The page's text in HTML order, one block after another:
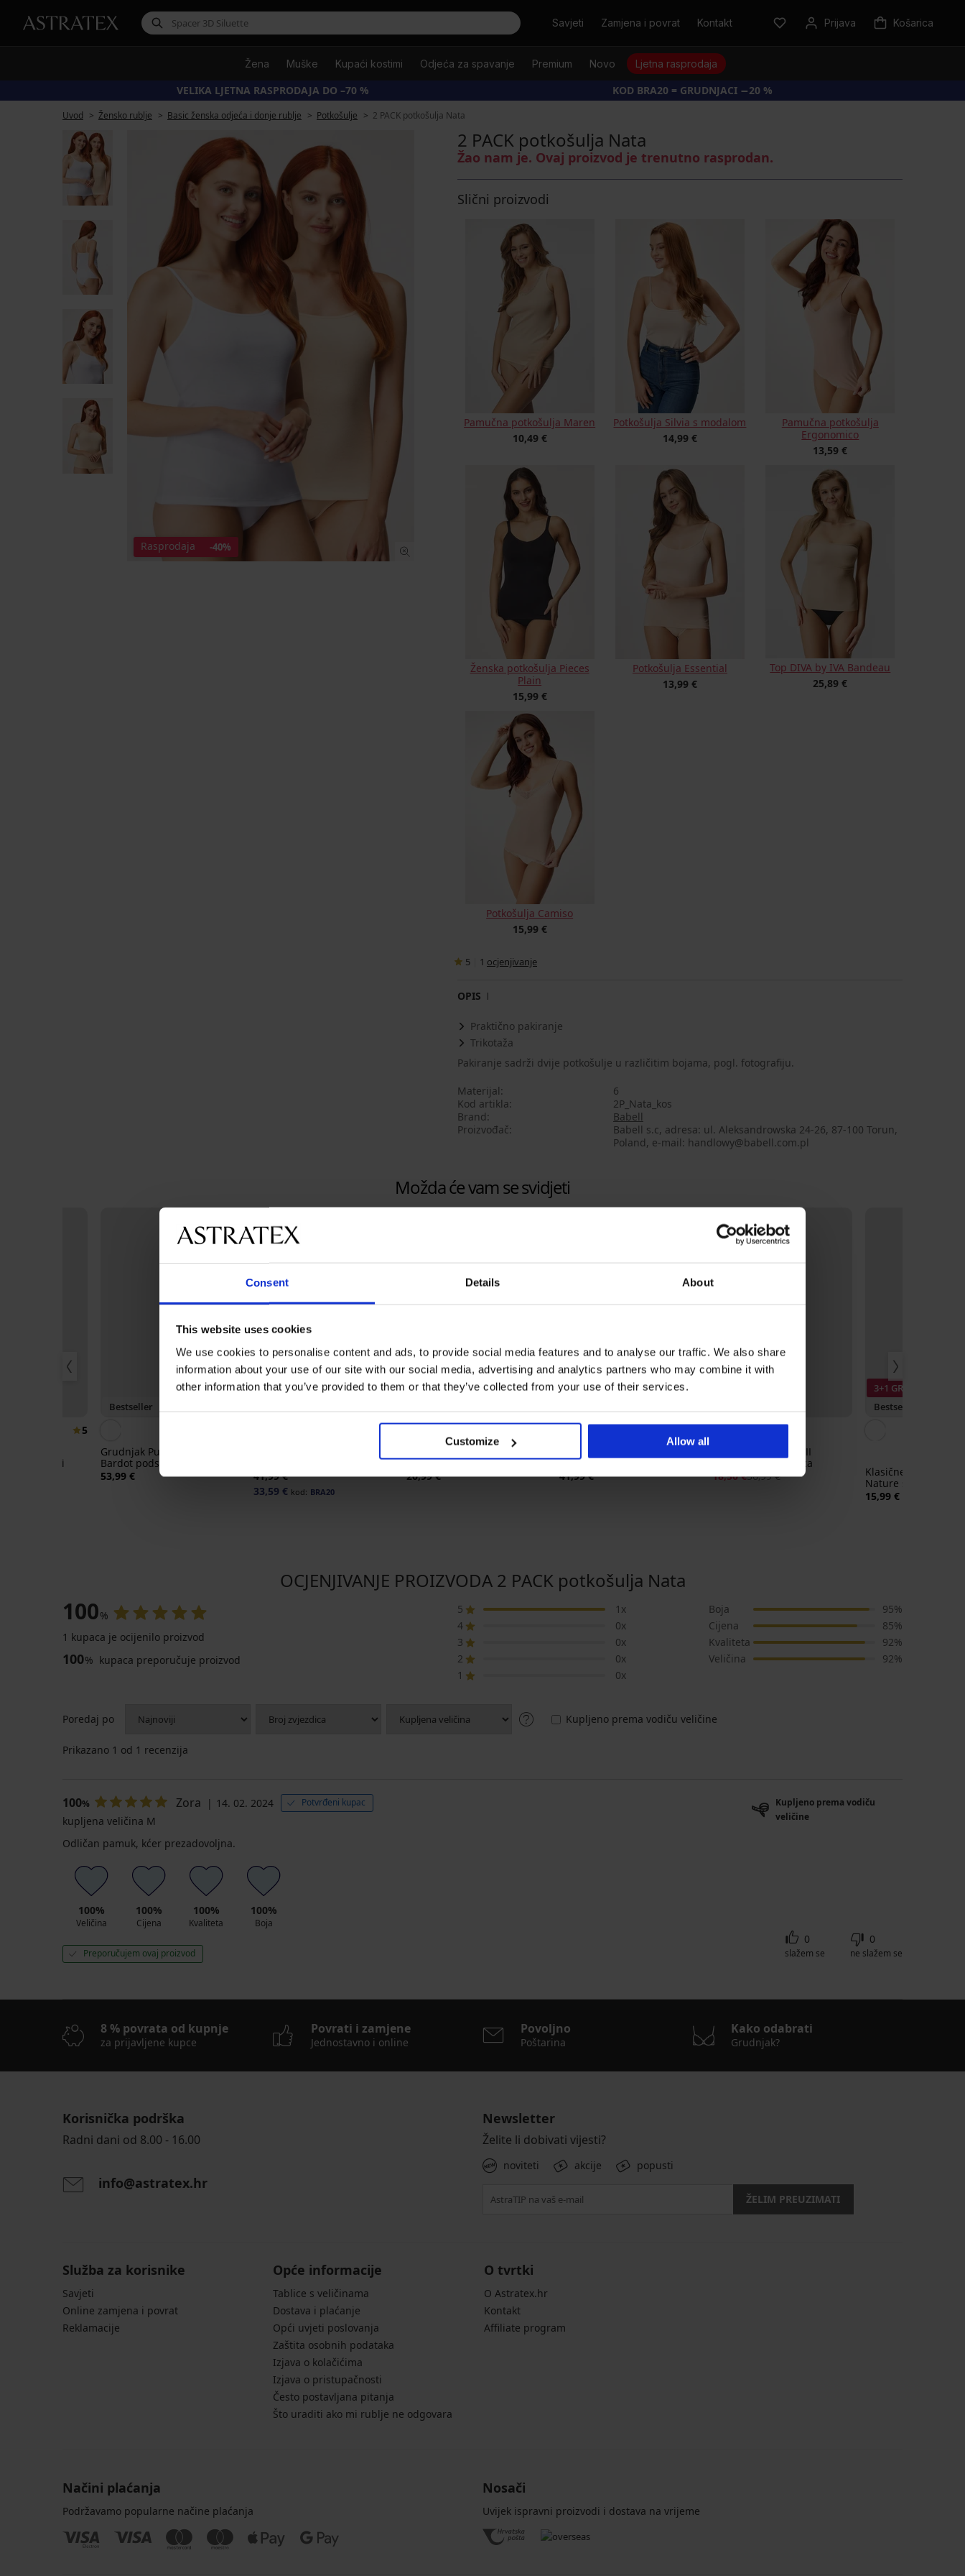
Consent Details About
This website uses cookies
We use cookies to personalise content and ads, to provide social media features and to analyse our traffic. We also share
information about your use of our site with our social media, advertising and analytics partners who may combine it with
other information that you’ve provided to them or that they’ve collected from your use of their services.
Customize Allow all
TražitiSavjeti Zamjena i povrat Kontakt Prijava Košarica
Žena Muške Kupaći kostimi Odjeća za spavanje Premium Novo Ljetna rasprodaja
VELIKA LJETNA RASPRODAJA DO –70 % KOD BRA20 = GRUDNJACI −20 %
Uvod Žensko rublje Basic ženska odjeća i donje rublje Potkošulje 2 PACK potkošulja Nata
Rasprodaja -40%
2 PACK potkošulja Nata
Žao nam je. Ovaj proizvod je trenutno rasprodan.
Slični proizvodi
Pamučna potkošulja Maren
10,49 €
Potkošulja Silvia s modalom
14,99 €
Pamučna potkošulja
Ergonomico
13,59 €
Ženska potkošulja Pieces
Plain
15,99 €
Potkošulja Essential
13,99 €
Top DIVA by IVA Bandeau
25,89 €
Potkošulja Camiso
15,99 €
5 1 ocjenjivanje
OPIS
Praktično pakiranje
Trikotaža
Pakiranje sadrži dvije potkošulje u različitim bojama, pogl. fotografiju.
Materijal
6
Kod artikla
2P_Nata_kos
Brand
Babell
Proizvođač
Babell s.c, adresa: ul. Aleksandrowska 24-26, 87-100 Torun,
Poland, e-mail: handlowy@babell.com.pl
Možda će vam se svidjeti
5
zaglađujući
Bestseller
Grudnjak Push Perfect
Bardot podstavljeni
53,99 €
41,99 €
33,59 € kod: BRA20
Grudnjak Simplicity T-Shirt
Bra podstavljeni
20,99 €
Flower
41,99 €
Grudnjak Soft Lace II
podstavljeni bez žica
18,50 €36,99 €
3+1 GRATIS
Bestseller
Klasične gaćice
Nature s visokim
15,99 €
OCJENJIVANJE PROIZVODA 2 PACK potkošulja Nata
100%
1 kupaca je ocijenilo proizvod
100% kupaca preporučuje proizvod
5
1x
4
0x
3
0x
2
0x
1
0x
Boja
95%
Cijena
85%
Kvaliteta
92%
Veličina
92%
Poredaj po Kupljeno prema vodiču veličine
Prikazano 1 od 1 recenzija
100% Zora 14. 02. 2024 Potvrđeni kupac
Kupljeno prema vodiču
veličine
kupljena veličina M
Odličan pamuk, kćer prezadovoljna.
100%
Veličina
100%
Cijena
100%
Kvaliteta
100%
Boja
Preporučujem ovaj proizvod
0
slažem se
0
ne slažem se
8 % povrata od kupnje
za prijavljene kupce
Povrati i zamjene
Jednostavno i online
Povoljno
Poštarina
Kako odabrati
Grudnjak?
Korisnička podrška
Radni dani od 8.00 - 16.00
info@astratex.hr
Newsletter
Želite li dobivati vijesti?
noviteti akcije popusti
ŽELIM PREUZIMATI
Služba za korisnike
Savjeti
Online zamjena i povrat
Reklamacije
Opće informacije
Tablice s veličinama
Dostava i plaćanje
Opći uvjeti poslovanja
Zaštita osobnih podataka
Izjava o kolačićima
Izjava o pristupačnosti
Često postavljana pitanja
Što uraditi ako mi rublje ne odgovara
O tvrtki
O Astratex.hr
Kontakt
Affiliate program
Načini plaćanja
Podržavamo popularne načine plaćanja
Nosači
Uvijek ispravni proizvodi i dostava na vrijeme